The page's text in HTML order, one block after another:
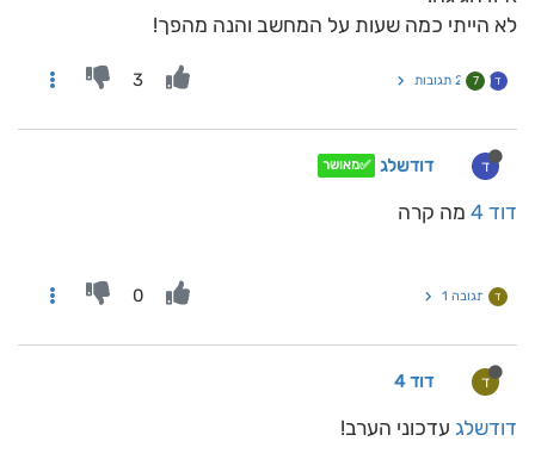
לא הייתי כמה שעות על המחשב והנה מהפך!
ד 7 2 תגובות 3
ד דודשלג ✅מאושר
דוד 4 מה קרה
ד תגובה 1 0
ד דוד 4
דודשלג עדכוני הערב!